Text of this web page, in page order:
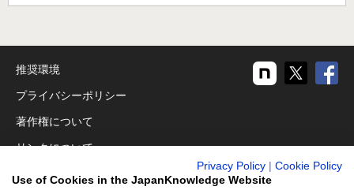
推奨環境
プライバシーポリシー
著作権について
リンクについて
免責事項
Privacy Policy
Cookie Policy
Use of Cookies in the JapanKnowledge Website